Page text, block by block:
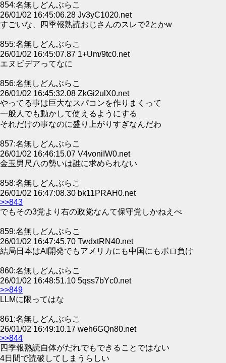
854:名無しどんぶらこ
26/01/02 16:45:06.28 Jv3yC1020.net
すごいな、四季報熟読おじさんのスレで2とかw
855:名無しどんぶらこ
26/01/02 16:45:07.87 1+Um/9tc0.net
エヌビデアってなに
856:名無しどんぶらこ
26/01/02 16:45:32.08 ZkGi2ulX0.net
やってる事は巨大なスパコンを作りまくって
一般人でも動かして使えるようにする
それだけの事なのに盛り上がりすぎなんだわ
857:名無しどんぶらこ
26/01/02 16:46:15.07 V4voniIW0.net
金玉男尺八の勢いは誰に求められない
858:名無しどんぶらこ
26/01/02 16:47:08.30 bk11PRAH0.net
>>843
でもその3党より右の政党なんて保守党しかねえべ
859:名無しどんぶらこ
26/01/02 16:47:45.70 TwdxtRN40.net
結局日本はAI開発でもアメリカにも中国にもボロ負け
860:名無しどんぶらこ
26/01/02 16:48:51.10 5qss7bYc0.net
>>849
LLMに限ってはな
861:名無しどんぶらこ
26/01/02 16:49:10.17 weh6GQn80.net
>>844
四季報熟読自体がだれでもできることではない
4日間で読破してしまうらしい